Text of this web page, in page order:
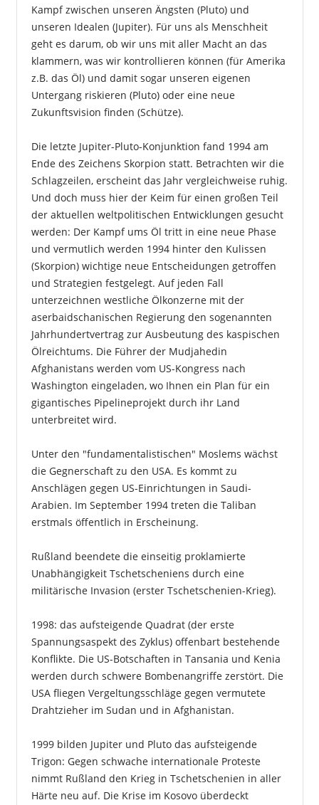
Kampf zwischen unseren Ängsten (Pluto) und
unseren Idealen (Jupiter). Für uns als Menschheit
geht es darum, ob wir uns mit aller Macht an das
klammern, was wir kontrollieren können (für Amerika
z.B. das Öl) und damit sogar unseren eigenen
Untergang riskieren (Pluto) oder eine neue
Zukunftsvision finden (Schütze).
Die letzte Jupiter-Pluto-Konjunktion fand 1994 am
Ende des Zeichens Skorpion statt. Betrachten wir die
Schlagzeilen, erscheint das Jahr vergleichweise ruhig.
Und doch muss hier der Keim für einen großen Teil
der aktuellen weltpolitischen Entwicklungen gesucht
werden: Der Kampf ums Öl tritt in eine neue Phase
und vermutlich werden 1994 hinter den Kulissen
(Skorpion) wichtige neue Entscheidungen getroffen
und Strategien festgelegt. Auf jeden Fall
unterzeichnen westliche Ölkonzerne mit der
aserbaidschanischen Regierung den sogenannten
Jahrhundertvertrag zur Ausbeutung des kaspischen
Ölreichtums. Die Führer der Mudjahedin
Afghanistans werden vom US-Kongress nach
Washington eingeladen, wo Ihnen ein Plan für ein
gigantisches Pipelineprojekt durch ihr Land
unterbreitet wird.
Unter den "fundamentalistischen" Moslems wächst
die Gegnerschaft zu den USA. Es kommt zu
Anschlägen gegen US-Einrichtungen in Saudi-
Arabien. Im September 1994 treten die Taliban
erstmals öffentlich in Erscheinung.
Rußland beendete die einseitig proklamierte
Unabhängigkeit Tschetscheniens durch eine
militärische Invasion (erster Tschetschenien-Krieg).
1998: das aufsteigende Quadrat (der erste
Spannungsaspekt des Zyklus) offenbart bestehende
Konflikte. Die US-Botschaften in Tansania und Kenia
werden durch schwere Bombenangriffe zerstört. Die
USA fliegen Vergeltungsschläge gegen vermutete
Drahtzieher im Sudan und in Afghanistan.
1999 bilden Jupiter und Pluto das aufsteigende
Trigon: Gegen schwache internationale Proteste
nimmt Rußland den Krieg in Tschetschenien in aller
Härte neu auf. Die Krise im Kosovo überdeckt